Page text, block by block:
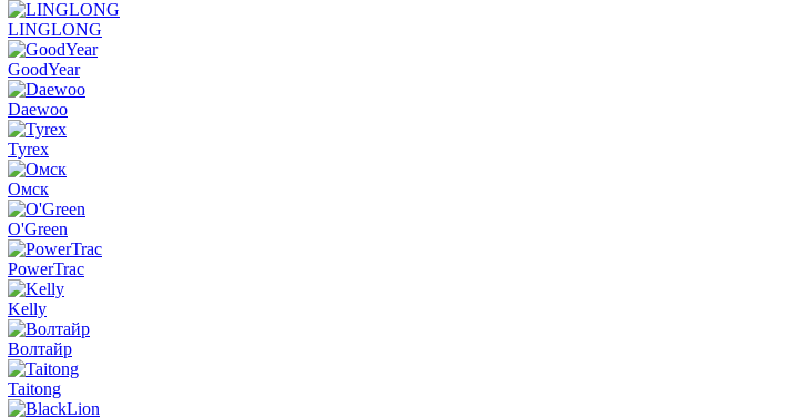
LINGLONG
GoodYear
Daewoo
Tyrex
Омск
O'Green
PowerTrac
Kelly
Волтайр
Taitong